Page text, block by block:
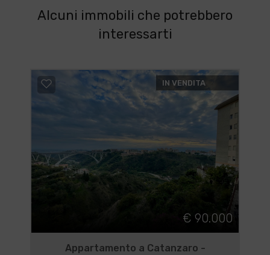
Alcuni immobili che potrebbero
interessarti
IN VENDITA
€ 90.000
Appartamento a Catanzaro -